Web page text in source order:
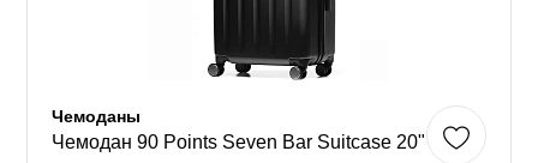
Чемоданы
Чемодан 90 Points Seven Bar Suitcase 20"